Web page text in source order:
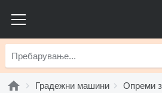
Градежни машини Опреми